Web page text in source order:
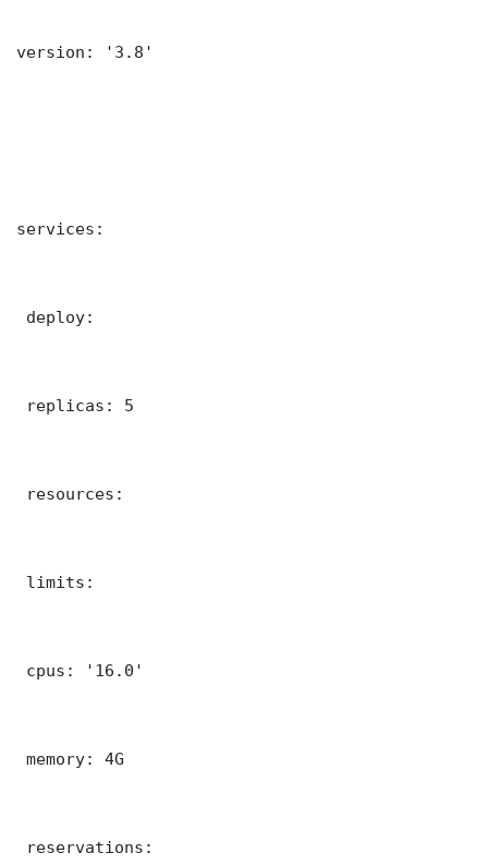
version: '3.8'
services:
deploy:
replicas: 5
resources:
limits:
cpus: '16.0'
memory: 4G
reservations: